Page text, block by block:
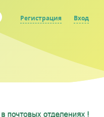
Регистрация Вход